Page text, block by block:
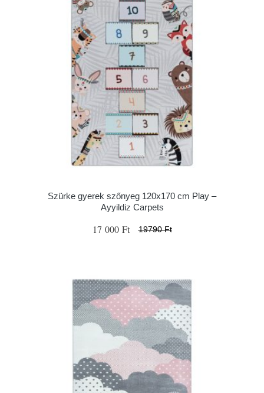
Szürke gyerek szőnyeg 120x170 cm Play –
Ayyildiz Carpets
17 000 Ft 19790 Ft